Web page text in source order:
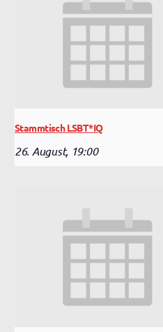
Stammtisch LSBT*IQ
26. August, 19:00